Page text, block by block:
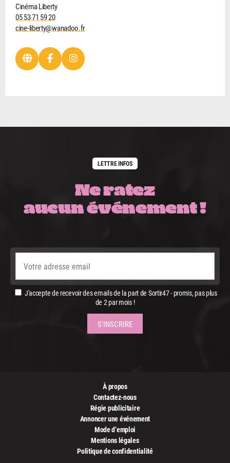
Cinéma Liberty
05 53 71 59 20
cine-liberty@wanadoo.fr
LETTRE INFOS
Ne ratez
aucun événement !
J'accepte de recevoir des emails de la part de Sortir47 - promis, pas plus
de 2 par mois !
À propos
Contactez-nous
Régie publicitaire
Annoncer une événement
Mode d’emploi
Mentions légales
Politique de confidentialité